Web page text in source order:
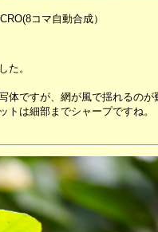
コマ自動合成）
た。
体ですが、網が風で揺れるのが
トは細部までシャープですね。